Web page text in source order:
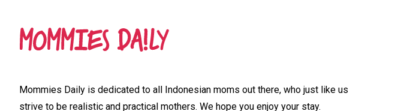
Mommies Daily is dedicated to all Indonesian moms out there, who just like us
strive to be realistic and practical mothers. We hope you enjoy your stay.